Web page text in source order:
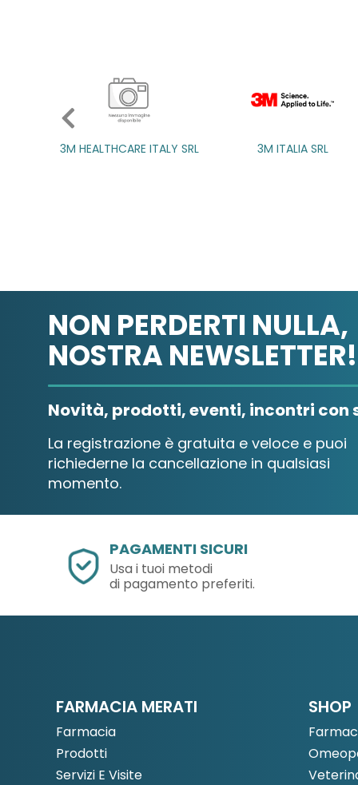
3M HEALTHCARE ITALY SRL 3M ITALIA SRL
3M ITALIA SRL
NON PERDERTI NULLA,
NOSTRA NEWSLETTER!
Novità, prodotti, eventi, incontri con
La registrazione è gratuita e veloce e puoi
richiederne la cancellazione in qualsiasi
momento.
PAGAMENTI SICURI
Usa i tuoi metodi
di pagamento preferiti.
FARMACIA MERATI
Farmacia
Prodotti
Servizi E Visite
SHOP